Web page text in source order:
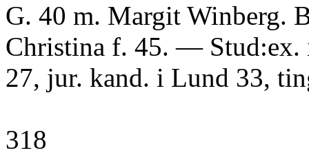
G. 40 m. Margit Winberg.
Christina f. 45. — Stud:ex.
27, jur. kand. i Lund 33,
318